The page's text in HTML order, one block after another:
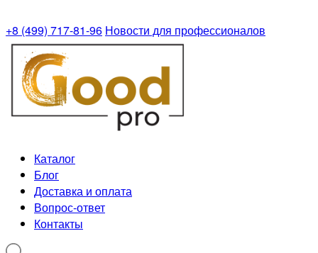
+8 (499) 717-81-96 Новости для профессионалов
Каталог
Блог
Доставка и оплата
Вопрос-ответ
Контакты